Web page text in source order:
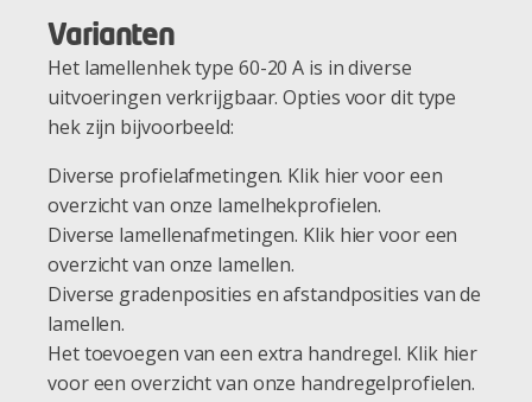
Varianten
Het lamellenhek type 60-20 A is in diverse
uitvoeringen verkrijgbaar. Opties voor dit type
hek zijn bijvoorbeeld:
Diverse profielafmetingen. Klik hier voor een
overzicht van onze lamelhekprofielen.
Diverse lamellenafmetingen. Klik hier voor een
overzicht van onze lamellen.
Diverse gradenposities en afstandposities van de
lamellen.
Het toevoegen van een extra handregel. Klik hier
voor een overzicht van onze handregelprofielen.